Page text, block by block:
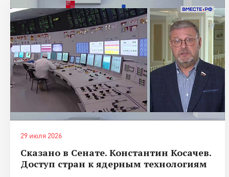
29 июля 2026
Сказано в Сенате. Константин Косачев.
Доступ стран к ядерным технологиям